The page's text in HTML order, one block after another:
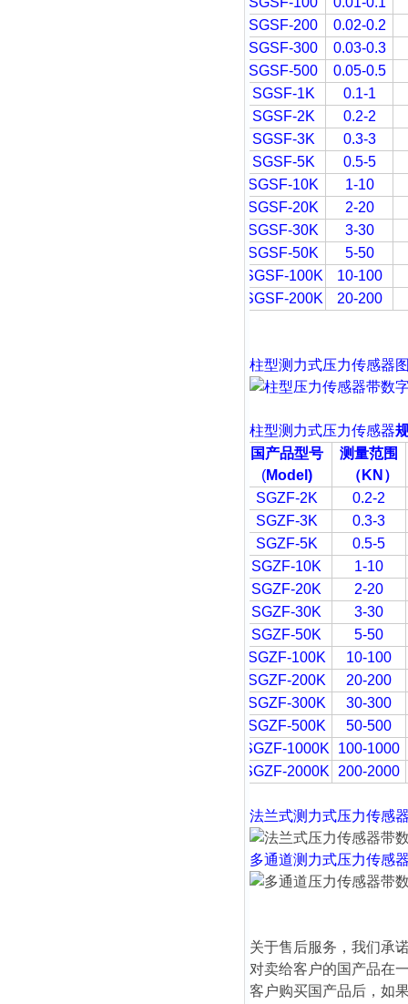
SGSF-200
0.02-0.2
SGSF-300
0.03-0.3
SGSF-500
0.05-0.5
SGSF-1K
0.1-1
SGSF-2K
0.2-2
SGSF-3K
0.3-3
SGSF-5K
0.5-5
SGSF-10K
1-10
SGSF-20K
2-20
SGSF-30K
3-30
SGSF-50K
5-50
SGSF-100K
10-100
SGSF-200K
20-200
柱型测力式压力传感器
柱型测力式压力传感器
国产品型号
(Model)
测量范围
（ KN ）
SGZF-2K
0.2-2
SGZF-3K
0.3-3
SGZF-5K
0.5-5
SGZF-10K
1-10
SGZF-20K
2-20
SGZF-30K
3-30
SGZF-50K
5-50
SGZF-100K
10-100
SGZF-200K
20-200
SGZF-300K
30-300
SGZF-500K
50-500
SGZF-1000K
100-1000
SGZF-2000K
200-2000
法兰式测力式压力传感
多通道测力式压力传感
关于售后服务，我们承
对卖给客户的国产品在
客户购买国产品后，如